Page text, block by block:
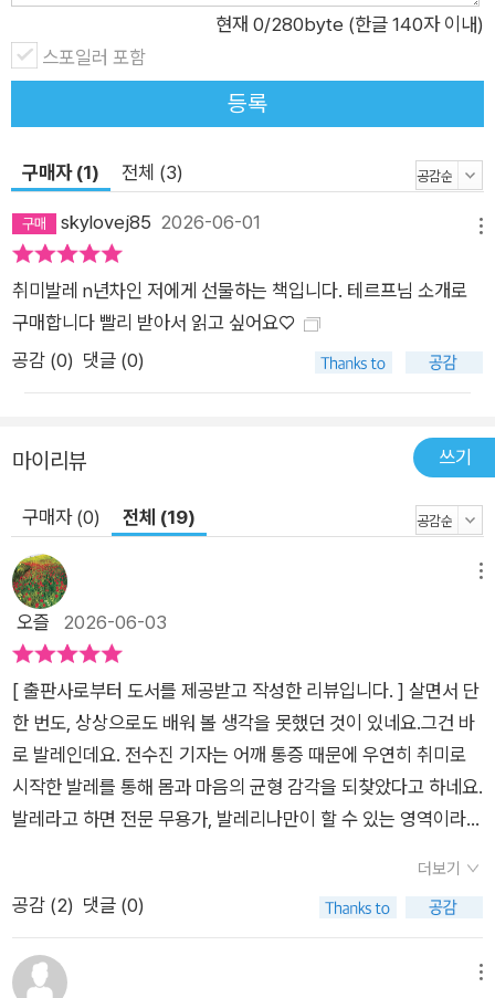
내 중심을 잃지 않도록 스스로를 살피는 시간. 그래서일까. 발레
는 때로 잔인할 만큼 솔직하다. 몸에 밀착되는 레오타드를 입고
거울 앞에 서면 숨을 곳이 없다. 금방이라도 쓰러질 듯 힘들어도
내색하지 않은 채 버텨야 한다. 그 시간을 통과하며 조금씩 성장
힘든데 왜 더 하고 싶을까. 최선이 즐거워서다. 최고가 될 수는 없
정 그 자체가 재미와 의미를 선사한다.” “조금씩 더 나은 존재가
된다는 기쁨엔 중독성이 있다.” 발레를 하며 다시 삶을 사랑하게
되는 시간 이 책은 발끝을 뻗으며 삶의 경계를 조금씩 넓혀가는
순간들을 저자만의 시선으로 유쾌하게, 때로는 신랄하게 풀어낸
다. 곳곳에 등장하는 발레 선생님들의 찰진 입담과 명언 또한 큰
재미를 더한다. 이 밖에도 세계 무대에서 활약하는 무용수들의 내
있다. 부록에는 취미 발레를 시작하려는 사람들을 위한 10문 10
발레를 잘 모르는 독자들도 쉽게 이해할 수 있도록 구성했다. 어
떤 일에 끝까지 몰입해본 이의 말은 언제나 뜨겁다. 《발끝으로 인
생의 중심을 잡는 법》은 발레를 배우는 이들에게는 깊은 공감을,
발레를 처음 접하는 이들에게는 낯설지만 매혹적인 세계를, 삶의
균형을 다시 찾고 싶은 이들에게는 단단한 응원을 선사할 것이다.
“쁠리에를 하며 그날의 고민과 힘듦을 잠시나마 내려놓는 우리에
게 발레는 다정하진 않지만 아름다운 구원이다.”
현재 0/280byte (한글 140자 이내)
스포일러 포함
등록
구매자 (1) 전체 (3)
skylovej85 2026-06-01
취미발레 n년차인 저에게 선물하는 책입니다. 테르프님 소개로
구매합니다 빨리 받아서 읽고 싶어요♡
공감 (0) 댓글 (0)
마이리뷰 쓰기
구매자 (0) 전체 (19)
오즐 2026-06-03
[ 출판사로부터 도서를 제공받고 작성한 리뷰입니다. ] 살면서 단
한 번도, 상상으로도 배워 볼 생각을 못했던 것이 있네요.그건 바
로 발레인데요. 전수진 기자는 어깨 통증 때문에 우연히 취미로
시작한 발레를 통해 몸과 마음의 균형 감각을 되찾았다고 하네요.
발레라고 하면 전문 무용가, 발레리나만이 할 수 있는 영역이라는
과정을 보면서 진짜 왕초보도 마음만 있으면 도전할 수 있구나라
는 걸 알게 되었네요. 건강한 몸에 건강한 정신이 깃든다는 말이
체 건강이 정신 건강에 직접적인 영향을 미친다는 것을 입증했더
더보기
공감 (2) 댓글 (0)